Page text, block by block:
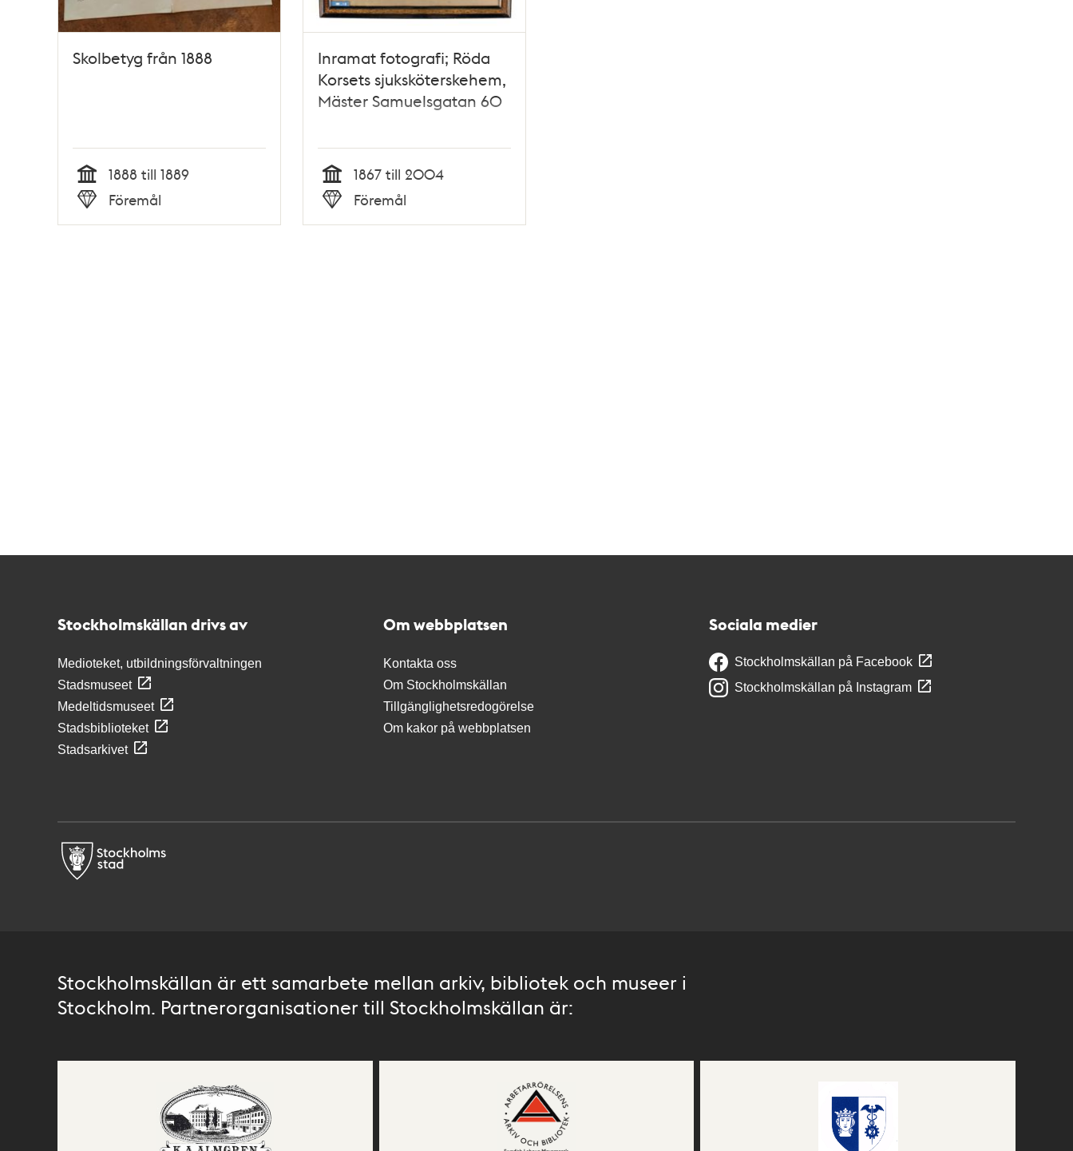
Skolbetyg från 1888
Tid
1888 till 1889
Typ
Föremål
Inramat fotografi; Röda
Korsets sjuksköterskehem,
Mäster Samuelsgatan 60
Tid
1867 till 2004
Typ
Föremål
Stockholmskällan drivs av
Medioteket, utbildningsförvaltningen
Stadsmuseet
Medeltidsmuseet
Stadsbiblioteket
Stadsarkivet
Om webbplatsen
Kontakta oss
Om Stockholmskällan
Tillgänglighetsredogörelse
Om kakor på webbplatsen
Sociala medier
Stockholmskällan på Facebook
Stockholmskällan på Instagram
Stockholmskällan är ett samarbete mellan arkiv, bibliotek och museer i
Stockholm. Partnerorganisationer till Stockholmskällan är: